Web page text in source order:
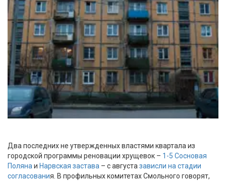
Два последних не утвержденных властями квартала из
городской программы реновации хрущевок – 1-5 Сосновая
Поляна и Нарвская застава – с августа зависли на стадии
согласования. В профильных комитетах Смольного говорят,